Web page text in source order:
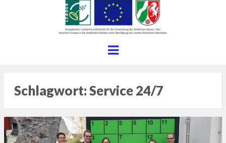
Menu
Schlagwort:Service 24/7